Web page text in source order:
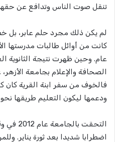
تنقل صوت الناس وتدافع عن
لم يكن ذلك مجرد حلم عابر، بل
كانت من أوائل طالبات مدرستها
عام. وحين ظهرت نتيجة الثانوية
الصحافة والإعلام بجامعة
فالخوف من سفر ابنة القرية كان
ودعمها ليكون التعليم طريقها
التحقت
اضطرابا شديدا بعد ثورة يناير.